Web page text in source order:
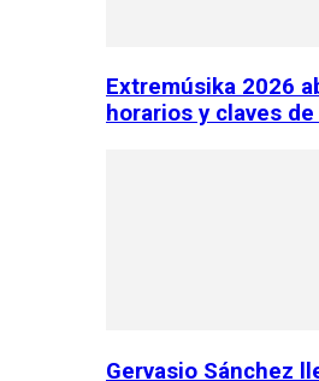
Extremúsika 2026
horarios y claves
Gervasio Sánchez